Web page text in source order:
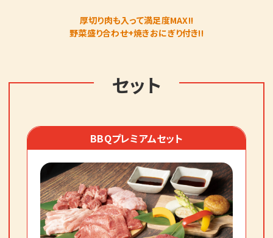
厚切り肉も入って満足度MAX!!
野菜盛り合わせ+焼きおにぎり付き!!
セット
BBQプレミアムセット